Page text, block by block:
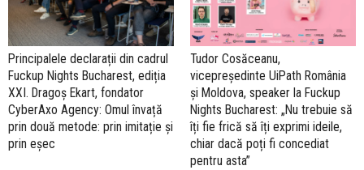
Principalele declarații din cadrul
Fuckup Nights Bucharest, ediția
XXI. Dragoș Ekart, fondator
CyberAxo Agency: Omul învață
prin două metode: prin imitație și
prin eșec
Tudor Cosăceanu,
vicepreşedinte UiPath România
și Moldova, speaker la Fuckup
Nights Bucharest: „Nu trebuie să
îți fie frică să îți exprimi ideile,
chiar dacă poți fi concediat
pentru asta”